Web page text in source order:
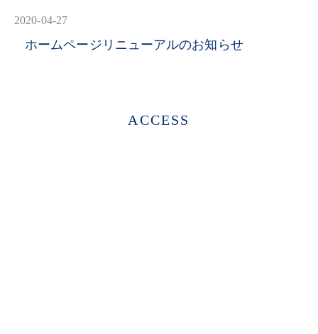
2020-04-27
ホームページリニューアルのお知らせ
ACCESS